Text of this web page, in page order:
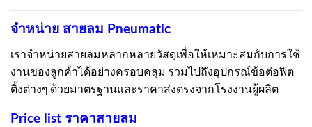
จำหน่าย สายลม Pneumatic
เราจำหน่ายสายลมหลากหลายวัสดุเพื่อให้เหมาะสมกับการใช้
งานของลูกค้าได้อย่างครอบคลุม รวมไปถึงอุปกรณ์ข้อต่อฟิต
ติ้งต่างๆ ด้วยมาตรฐานและราคาส่งตรงจากโรงงานผู้ผลิต
Price list ราคาสายลม